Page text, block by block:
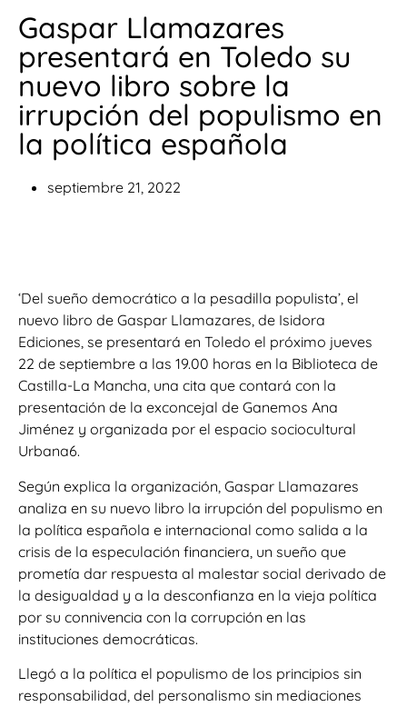
Gaspar Llamazares
presentará en Toledo su
nuevo libro sobre la
irrupción del populismo en
la política española
septiembre 21, 2022
‘Del sueño democrático a la pesadilla populista’, el
nuevo libro de Gaspar Llamazares, de Isidora
Ediciones, se presentará en Toledo el próximo jueves
22 de septiembre a las 19.00 horas en la Biblioteca de
Castilla-La Mancha, una cita que contará con la
presentación de la exconcejal de Ganemos Ana
Jiménez y organizada por el espacio sociocultural
Urbana6.
Según explica la organización, Gaspar Llamazares
analiza en su nuevo libro la irrupción del populismo en
la política española e internacional como salida a la
crisis de la especulación financiera, un sueño que
prometía dar respuesta al malestar social derivado de
la desigualdad y a la desconfianza en la vieja política
por su connivencia con la corrupción en las
instituciones democráticas.
Llegó a la política el populismo de los principios sin
responsabilidad, del personalismo sin mediaciones